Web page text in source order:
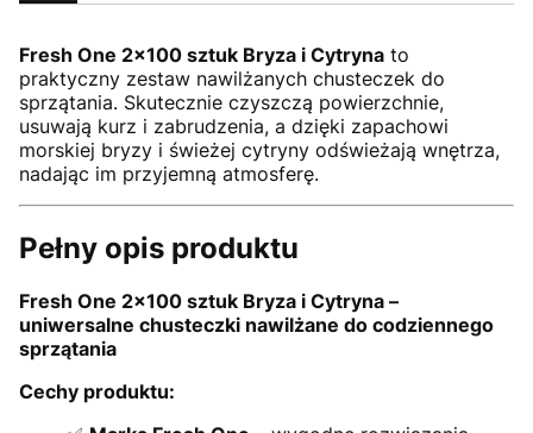
Fresh One 2x100 sztuk Bryza i Cytryna to
praktyczny zestaw nawilżanych chusteczek do
sprzątania. Skutecznie czyszczą powierzchnie,
usuwają kurz i zabrudzenia, a dzięki zapachowi
morskiej bryzy i świeżej cytryny odświeżają wnętrza,
nadając im przyjemną atmosferę.
Pełny opis produktu
Fresh One 2x100 sztuk Bryza i Cytryna –
uniwersalne chusteczki nawilżane do codziennego
sprzątania
Cechy produktu: